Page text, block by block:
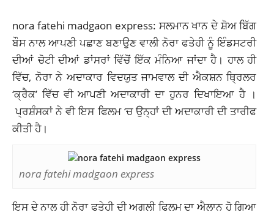
nora fatehi madgaon express: ਸਲਮਾਨ ਖਾਨ ਦੇ ਸ਼ੋਅ ਬਿੱਗ
ਬੌਸ ਨਾਲ ਆਪਣੀ ਪਛਾਣ ਬਣਾਉਣ ਵਾਲੀ ਨੋਰਾ ਫਤੇਹੀ ਨੂੰ ਇੰਡਸਟਰੀ
ਦੀਆਂ ਚੋਟੀ ਦੀਆਂ ਡਾਂਸਰਾਂ ਵਿੱਚੋਂ ਇੱਕ ਮੰਨਿਆ ਜਾਂਦਾ ਹੈ। ਹਾਲ ਹੀ
ਵਿੱਚ, ਨੋਰਾ ਨੇ ਅਦਾਕਾਰ ਵਿਦਯੁਤ ਜਾਮਵਾਲ ਦੀ ਐਕਸ਼ਨ ਥ੍ਰਿਲਰ
‘ਕ੍ਰੈਕ’ ਵਿੱਚ ਵੀ ਆਪਣੀ ਅਦਾਕਾਰੀ ਦਾ ਹੁਨਰ ਦਿਖਾਇਆ ਹੈ ।
ਪ੍ਰਸ਼ੰਸਕਾਂ ਨੇ ਵੀ ਇਸ ਫਿਲਮ ‘ਚ ਉਨ੍ਹਾਂ ਦੀ ਅਦਾਕਾਰੀ ਦੀ ਤਾਰੀਫ
ਕੀਤੀ ਹੈ।
nora fatehi madgaon express
ਇਸ ਦੇ ਨਾਲ ਹੀ ਨੋਰਾ ਫਤੇਹੀ ਦੀ ਅਗਲੀ ਫਿਲਮ ਦਾ ਐਲਾਨ ਹੋ ਗਿਆ